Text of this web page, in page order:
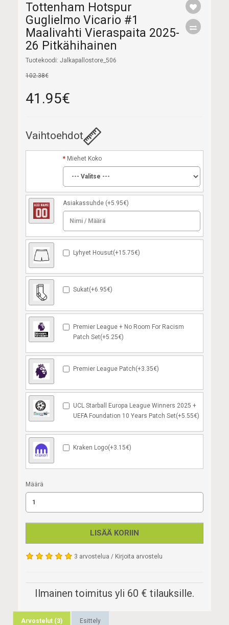
Tottenham Hotspur
Guglielmo Vicario #1
Maalivahti Vieraspaita 2025-
26 Pitkähihainen
Tuotekoodi: Jalkapallostore_506
102.38€
41.95€
Vaihtoehdot
Miehet Koko
Asiakassuhde (+5.95€)
Lyhyet Housut(+15.75€)
Sukat(+6.95€)
Premier League + No Room For Racism
Patch Set(+5.25€)
Premier League Patch(+3.35€)
UCL Starball Europa League Winners 2025 +
UEFA Foundation 10 Years Patch Set(+5.55€)
Kraken Logo(+3.15€)
Määrä
LISÄÄ KORIIN
3 arvostelua / Kirjoita arvostelu
Ilmainen toimitus yli 60 € tilauksille.
Arvostelut (3) Esittely